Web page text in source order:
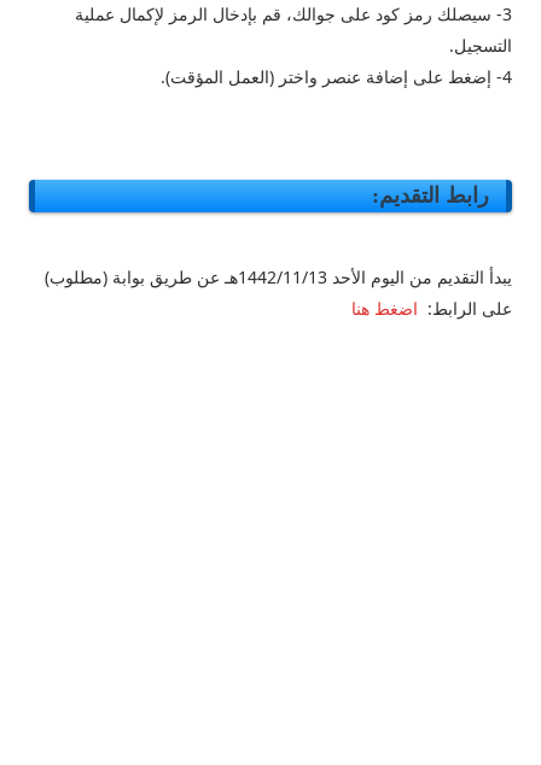
3- سيصلك رمز كود على جوالك، قم بإدخال الرمز لإكمال عملية
التسجيل.
4- إضغط على إضافة عنصر واختر (العمل المؤقت).
رابط التقديم:
يبدأ التقديم من اليوم الأحد 1442/11/13هـ عن طريق بوابة (مطلوب)
على الرابط: اضغط هنا